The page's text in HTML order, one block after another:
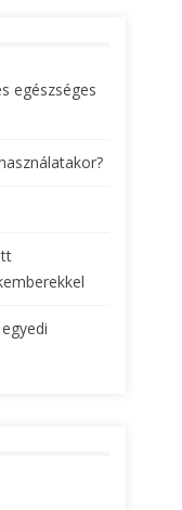
egészséges